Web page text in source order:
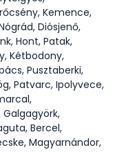
Kemence,
Diósjenő,
Hont, Patak,
Kétbodony,
Pusztaberki,
Patvarc, Ipolyvece,
Bercel,
Magyarnándor,